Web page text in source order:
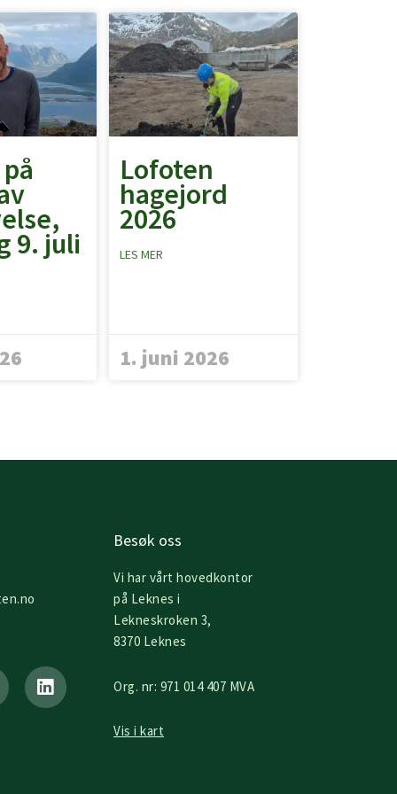
9. juli
Lofoten
hagejord
2026
LES MER
1. juni 2026
i
n
k
Besøk oss
Vi har vårt hovedkontor
på Leknes i
Lekneskroken 3,
8370 Leknes
Org. nr: 971 014 407 MVA
Vis i kart